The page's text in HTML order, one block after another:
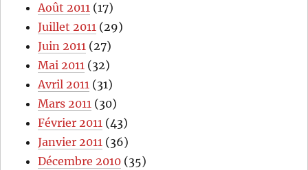
Août 2011 (17)
Juillet 2011 (29)
Juin 2011 (27)
Mai 2011 (32)
Avril 2011 (31)
Mars 2011 (30)
Février 2011 (43)
Janvier 2011 (36)
Décembre 2010 (35)